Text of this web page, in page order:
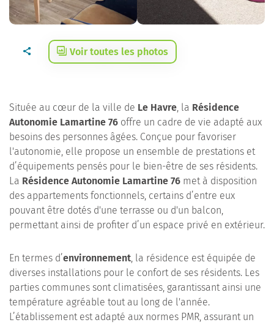
Voir toutes les photos
Située au cœur de la ville de Le Havre, la Résidence
Autonomie Lamartine 76 offre un cadre de vie adapté aux
besoins des personnes âgées. Conçue pour favoriser
l'autonomie, elle propose un ensemble de prestations et
d’équipements pensés pour le bien-être de ses résidents.
La Résidence Autonomie Lamartine 76 met à disposition
des appartements fonctionnels, certains d’entre eux
pouvant être dotés d'une terrasse ou d'un balcon,
permettant ainsi de profiter d’un espace privé en extérieur.
En termes d’environnement, la résidence est équipée de
diverses installations pour le confort de ses résidents. Les
parties communes sont climatisées, garantissant ainsi une
température agréable tout au long de l'année.
L’établissement est adapté aux normes PMR, assurant un